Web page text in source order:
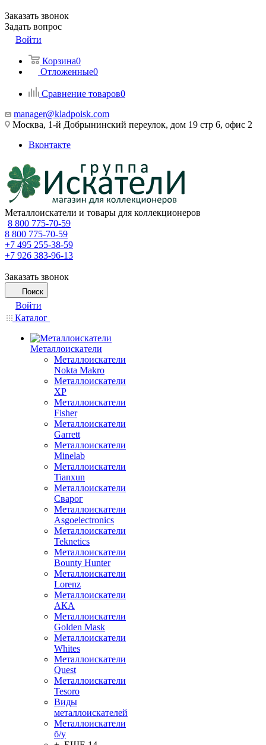
Заказать звонок
Задать вопрос
Войти
Корзина0
Отложенные0
Сравнение товаров0
manager@kladpoisk.com
Москва, 1-й Добрынинский переулок, дом 19 стр 6, офис 2
Вконтакте
Металлоискатели и товары для коллекционеров
8 800 775-70-59
8 800 775-70-59
+7 495 255-38-59
+7 926 383-96-13
Заказать звонок
Поиск
Войти
Каталог
Металлоискатели
Металлоискатели
Nokta Makro
Металлоискатели
XP
Металлоискатели
Fisher
Металлоискатели
Garrett
Металлоискатели
Minelab
Металлоискатели
Tianxun
Металлоискатели
Сварог
Металлоискатели
Asgoelectronics
Металлоискатели
Teknetics
Металлоискатели
Bounty Hunter
Металлоискатели
Lorenz
Металлоискатели
АКА
Металлоискатели
Golden Mask
Металлоискатели
Whites
Металлоискатели
Quest
Металлоискатели
Tesoro
Виды
металлоискателей
Металлоискатели
б/у